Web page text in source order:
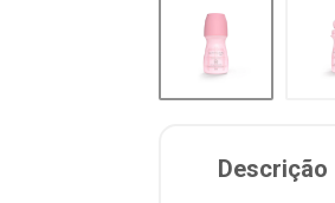
Descrição